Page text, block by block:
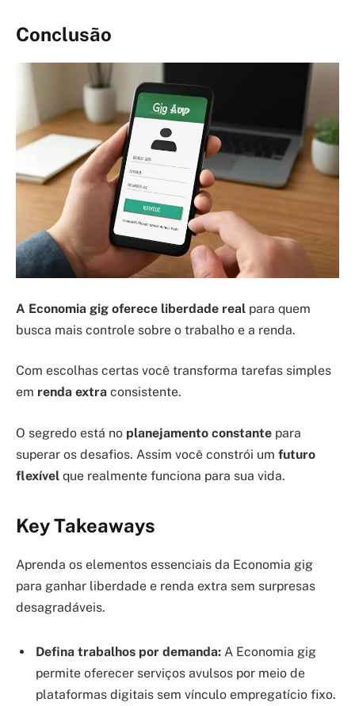
Conclusão
A Economia gig oferece liberdade real para quem
busca mais controle sobre o trabalho e a renda.
Com escolhas certas você transforma tarefas simples
em renda extra consistente.
O segredo está no planejamento constante para
superar os desafios. Assim você constrói um futuro
flexível que realmente funciona para sua vida.
Key Takeaways
Aprenda os elementos essenciais da Economia gig
para ganhar liberdade e renda extra sem surpresas
desagradáveis.
Defina trabalhos por demanda: A Economia gig
permite oferecer serviços avulsos por meio de
plataformas digitais sem vínculo empregatício fixo.